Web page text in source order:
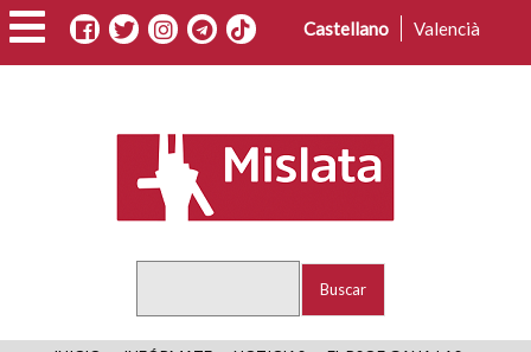
Pasar
al
contenido
Castellano Valencià